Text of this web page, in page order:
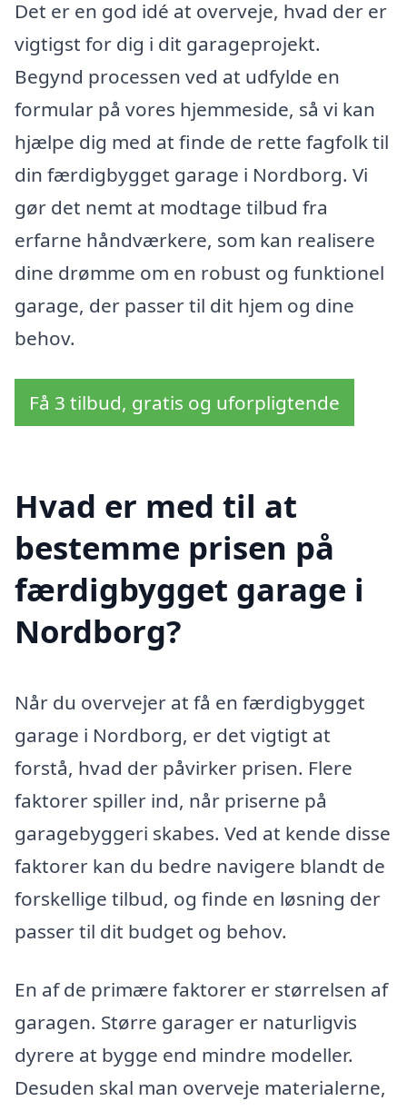
Det er en god idé at overveje, hvad der er
vigtigst for dig i dit garageprojekt.
Begynd processen ved at udfylde en
formular på vores hjemmeside, så vi kan
hjælpe dig med at finde de rette fagfolk til
din færdigbygget garage i Nordborg. Vi
gør det nemt at modtage tilbud fra
erfarne håndværkere, som kan realisere
dine drømme om en robust og funktionel
garage, der passer til dit hjem og dine
behov.
Få 3 tilbud, gratis og uforpligtende
Hvad er med til at
bestemme prisen på
færdigbygget garage i
Nordborg?
Når du overvejer at få en færdigbygget
garage i Nordborg, er det vigtigt at
forstå, hvad der påvirker prisen. Flere
faktorer spiller ind, når priserne på
garagebyggeri skabes. Ved at kende disse
faktorer kan du bedre navigere blandt de
forskellige tilbud, og finde en løsning der
passer til dit budget og behov.
En af de primære faktorer er størrelsen af
garagen. Større garager er naturligvis
dyrere at bygge end mindre modeller.
Desuden skal man overveje materialerne,